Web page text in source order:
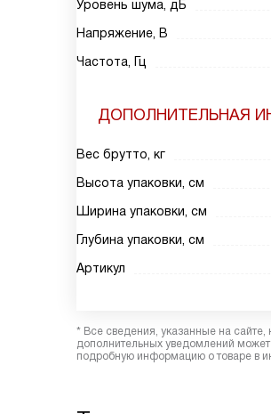
Уровень шума, дБ
Напряжение, В
Частота, Гц
ДОПОЛНИТЕЛЬНАЯ
Вес брутто, кг
Высота упаковки, см
Ширина упаковки, см
Глубина упаковки, см
Артикул
* Все сведения, указанные на
дополнительных уведомлений
подробную информацию о товаре в